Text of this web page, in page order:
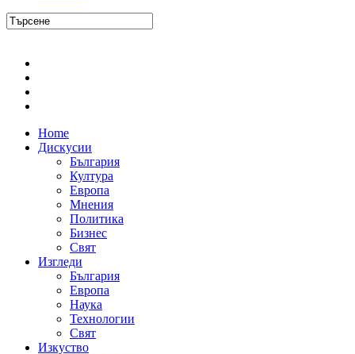
Home
Дискусии
България
Култура
Европа
Мнения
Политика
Бизнес
Свят
Изгледи
България
Европа
Наука
Технологии
Свят
Изкуство